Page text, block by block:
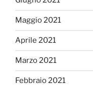
Maggio 2021
Aprile 2021
Marzo 2021
Febbraio 2021